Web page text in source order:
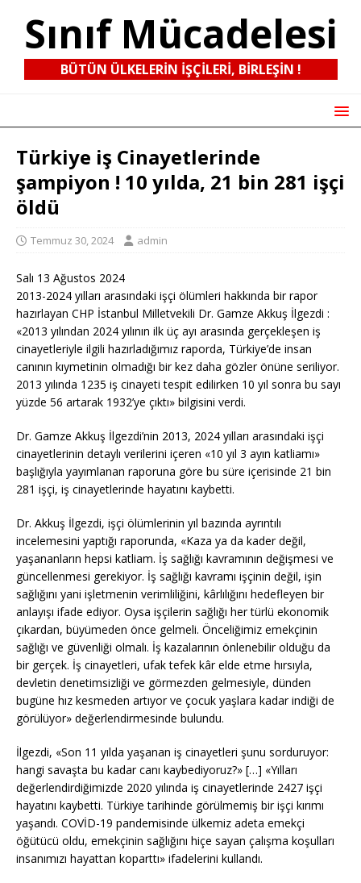
Sınıf Mücadelesi
BÜTÜN ÜLKELERIN IŞÇILERI, BIRLEŞIN !
Türkiye iş Cinayetlerinde
şampiyon ! 10 yılda, 21 bin 281 işçi
öldü
Temmuz 30, 2024 admin
Salı 13 Ağustos 2024
2013-2024 yılları arasındaki işçi ölümleri hakkında bir rapor
hazırlayan CHP İstanbul Milletvekili Dr. Gamze Akkuş İlgezdi :
«2013 yılından 2024 yılının ilk üç ayı arasında gerçekleşen iş
cinayetleriyle ilgili hazırladığımız raporda, Türkiye’de insan
canının kıymetinin olmadığı bir kez daha gözler önüne seriliyor.
2013 yılında 1235 iş cinayeti tespit edilirken 10 yıl sonra bu sayı
yüzde 56 artarak 1932’ye çıktı» bilgisini verdi.
Dr. Gamze Akkuş İlgezdi’nin 2013, 2024 yılları arasındaki işçi
cinayetlerinin detaylı verilerini içeren «10 yıl 3 ayın katliamı»
başlığıyla yayımlanan raporuna göre bu süre içerisinde 21 bin
281 işçi, iş cinayetlerinde hayatını kaybetti.
Dr. Akkuş İlgezdi, işçi ölümlerinin yıl bazında ayrıntılı
incelemesini yaptığı raporunda, «Kaza ya da kader değil,
yaşananların hepsi katliam. İş sağlığı kavramının değişmesi ve
güncellenmesi gerekiyor. İş sağlığı kavramı işçinin değil, işin
sağlığını yani işletmenin verimliliğini, kârlılığını hedefleyen bir
anlayışı ifade ediyor. Oysa işçilerin sağlığı her türlü ekonomik
çıkardan, büyümeden önce gelmeli. Önceliğimiz emekçinin
sağlığı ve güvenliği olmalı. İş kazalarının önlenebilir olduğu da
bir gerçek. İş cinayetleri, ufak tefek kâr elde etme hırsıyla,
devletin denetimsizliği ve görmezden gelmesiyle, dünden
bugüne hız kesmeden artıyor ve çocuk yaşlara kadar indiği de
görülüyor» değerlendirmesinde bulundu.
İlgezdi, «Son 11 yılda yaşanan iş cinayetleri şunu sorduruyor:
hangi savaşta bu kadar canı kaybediyoruz?» […] «Yılları
değerlendirdiğimizde 2020 yılında iş cinayetlerinde 2427 işçi
hayatını kaybetti. Türkiye tarihinde görülmemiş bir işçi kırımı
yaşandı. COVİD-19 pandemisinde ülkemiz adeta emekçi
öğütücü oldu, emekçinin sağlığını hiçe sayan çalışma koşulları
insanımızı hayattan koparttı» ifadelerini kullandı.